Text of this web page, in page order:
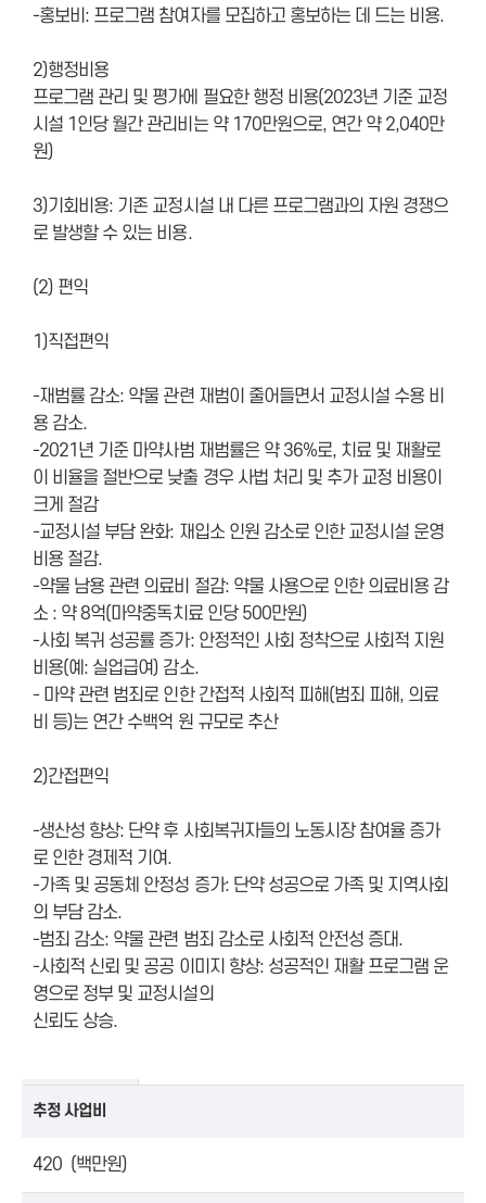
-홍보비: 프로그램 참여자를 모집하고 홍보하는 데 드는 비용.
2)행정비용
프로그램 관리 및 평가에 필요한 행정 비용(2023년 기준 교정
시설 1인당 월간 관리비는 약 170만원으로, 연간 약 2,040만
원)
3)기회비용: 기존 교정시설 내 다른 프로그램과의 자원 경쟁으
로 발생할 수 있는 비용.
(2) 편익
1)직접편익
-재범률 감소: 약물 관련 재범이 줄어들면서 교정시설 수용 비
용 감소.
-2021년 기준 마약사범 재범률은 약 36%로, 치료 및 재활로
이 비율을 절반으로 낮출 경우 사법 처리 및 추가 교정 비용이
크게 절감
-교정시설 부담 완화: 재입소 인원 감소로 인한 교정시설 운영
비용 절감.
-약물 남용 관련 의료비 절감: 약물 사용으로 인한 의료비용 감
소 : 약 8억(마약중독치료 인당 500만원)
-사회 복귀 성공률 증가: 안정적인 사회 정착으로 사회적 지원
비용(예: 실업급여) 감소.
- 마약 관련 범죄로 인한 간접적 사회적 피해(범죄 피해, 의료
비 등)는 연간 수백억 원 규모로 추산
2)간접편익
-생산성 향상: 단약 후 사회복귀자들의 노동시장 참여율 증가
로 인한 경제적 기여.
-가족 및 공동체 안정성 증가: 단약 성공으로 가족 및 지역사회
의 부담 감소.
-범죄 감소: 약물 관련 범죄 감소로 사회적 안전성 증대.
-사회적 신뢰 및 공공 이미지 향상: 성공적인 재활 프로그램 운
영으로 정부 및 교정시설의
신뢰도 상승.
추정 사업비
420 (백만원)